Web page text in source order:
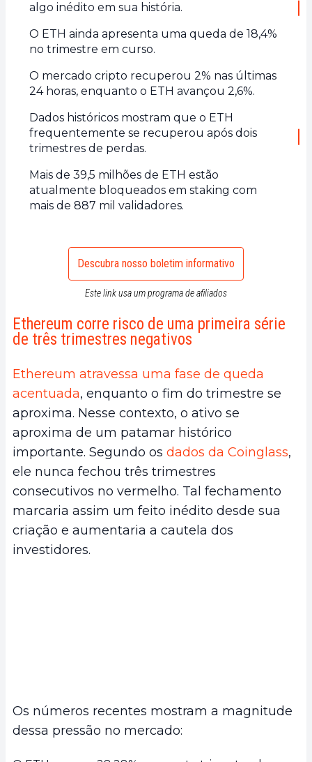
algo inédito em sua história.
O ETH ainda apresenta uma queda de 18,4%
no trimestre em curso.
O mercado cripto recuperou 2% nas últimas
24 horas, enquanto o ETH avançou 2,6%.
Dados históricos mostram que o ETH
frequentemente se recuperou após dois
trimestres de perdas.
Mais de 39,5 milhões de ETH estão
atualmente bloqueados em staking com
mais de 887 mil validadores.
Descubra nosso boletim informativo
Este link usa um programa de afiliados
Ethereum corre risco de uma primeira série
de três trimestres negativos
Ethereum atravessa uma fase de queda
acentuada, enquanto o fim do trimestre se
aproxima. Nesse contexto, o ativo se
aproxima de um patamar histórico
importante. Segundo os dados da Coinglass,
ele nunca fechou três trimestres
consecutivos no vermelho. Tal fechamento
marcaria assim um feito inédito desde sua
criação e aumentaria a cautela dos
investidores.
Os números recentes mostram a magnitude
dessa pressão no mercado: